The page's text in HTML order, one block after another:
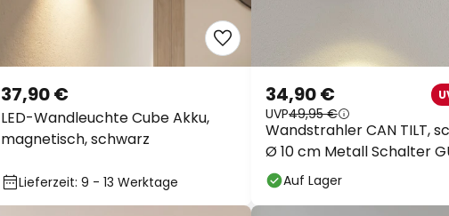
LED-Wandleuchte Cube Akku,
magnetisch, schwarz
37,90 €
Lieferzeit: 9 - 13 Werktage
Wandstrahler CAN TILT,
Ø 10 cm Metall Schalter
34,90 €
UVP49,95 €
Auf Lager